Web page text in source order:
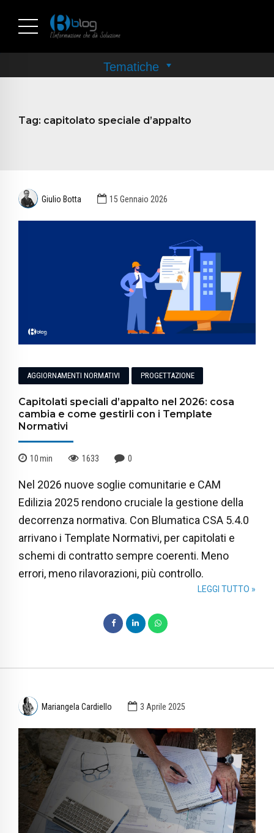
Tag: capitolato speciale d’appalto
Giulio Botta 15 Gennaio 2026
AGGIORNAMENTI NORMATIVI PROGETTAZIONE
Capitolati speciali d’appalto nel 2026: cosa
cambia e come gestirli con i Template
Normativi
10min 1633 0
Nel 2026 nuove soglie comunitarie e CAM
Edilizia 2025 rendono cruciale la gestione della
decorrenza normativa. Con Blumatica CSA 5.4.0
arrivano i Template Normativi, per capitolati e
schemi di contratto sempre coerenti. Meno
errori, meno rilavorazioni, più controllo.
LEGGI TUTTO »
Mariangela Cardiello 3 Aprile 2025